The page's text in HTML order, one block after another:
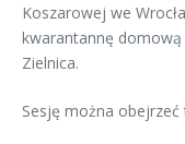
Koszarowej we
kwarantannę domową
Zielnica.
Sesję można obejrzeć